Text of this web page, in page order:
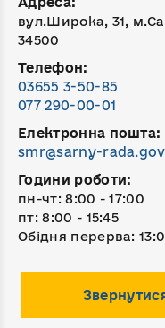
вул.Широка, 31,
34500
Телефон:
03655 3-50-85
077 290-00-01
Електронна пошта:
smr@sarny-
Години роботи:
пн-чт: 8:00 - 17:00
пт: 8:00 - 15:45
Обідня перерва: